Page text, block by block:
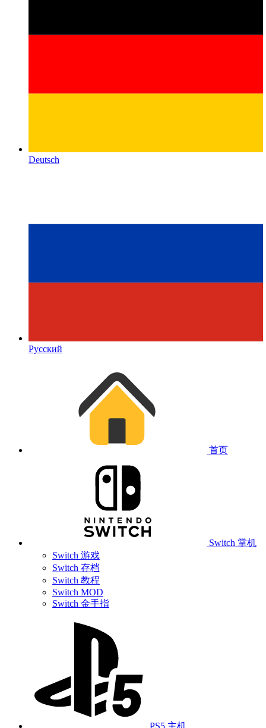
Deutsch
Русский
首页
Switch 掌机
Switch 游戏
Switch 存档
Switch 教程
Switch MOD
Switch 金手指